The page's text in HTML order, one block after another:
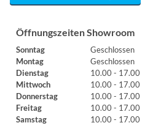
Öffnungszeiten Showroom
Sonntag
Geschlossen
Montag
Geschlossen
Dienstag
10.00 - 17.00
Mittwoch
10.00 - 17.00
Donnerstag
10.00 - 17.00
Freitag
10.00 - 17.00
Samstag
10.00 - 17.00